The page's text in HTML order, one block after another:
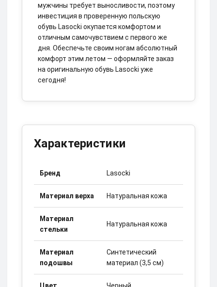
мужчины требует выносливости, поэтому
инвестиция в проверенную польскую
обувь Lasocki окупается комфортом и
отличным самочувствием с первого же
дня. Обеспечьте своим ногам абсолютный
комфорт этим летом — оформляйте заказ
на оригинальную обувь Lasocki уже
сегодня!
Характеристики
Бренд Lasocki
Материал верха Натуральная кожа
Материал
стельки
Натуральная кожа
Материал
подошвы
Синтетический
материал (3,5 см)